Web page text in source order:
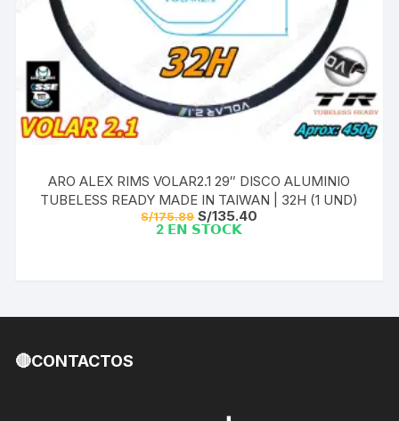
ARO ALEX RIMS VOLAR2.1 29″ DISCO ALUMINIO
TUBELESS READY MADE IN TAIWAN | 32H (1 UND)
S/175.89 El
precio
S/135.40
2 𝗘𝗡 𝗦𝗧𝗢𝗖𝗞
🔴CONTACTOS